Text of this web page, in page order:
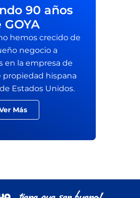
90 años
GOYA
hemos crecido de
negocio a
en la empresa de
propiedad hispana
Estados Unidos.
Más